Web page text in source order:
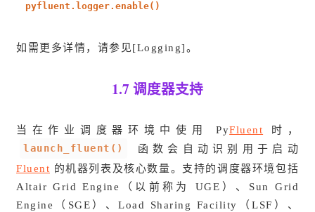
pyfluent.logger.enable()
如需更多详情，请参见[Logging]。
1.7 调度器支持
当在作业调度器环境中使用 PyFluent 时，
launch_fluent()
函数会自动识别用于启动
Fluent 的机器列表及核心数量。支持的调度器环境包括
Altair Grid Engine（以前称为 UGE）、Sun Grid
Engine（SGE）、Load Sharing Facility（LSF）、